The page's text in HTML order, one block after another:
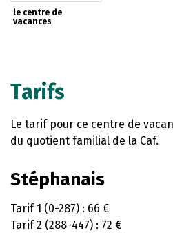
le centre de
vacances
Tarifs
Le tarif pour ce centre de
du quotient familial de la Caf.
Stéphanais
Tarif 1 (0-287) : 66 €
Tarif 2 (288-447) : 72 €